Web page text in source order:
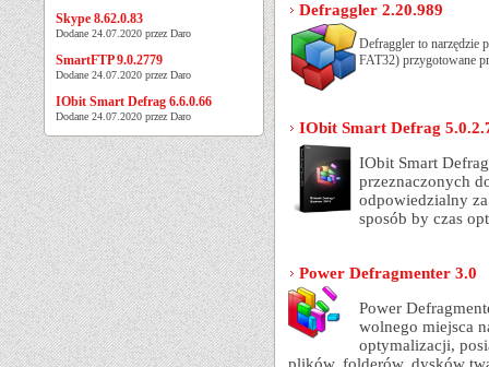
Skype 8.62.0.83
Dodane 24.07.2020 przez Daro
SmartFTP 9.0.2779
Dodane 24.07.2020 przez Daro
IObit Smart Defrag 6.6.0.66
Dodane 24.07.2020 przez Daro
Defraggler 2.20.989
Defraggler to narzędzie
FAT32) przygotowane
IObit Smart Defrag
IObit Smart
przeznaczonych
odpowiedzialny
sposób by czas
Power Defragmenter 3.0
Power
wolnego miejsca
optymalizacji,